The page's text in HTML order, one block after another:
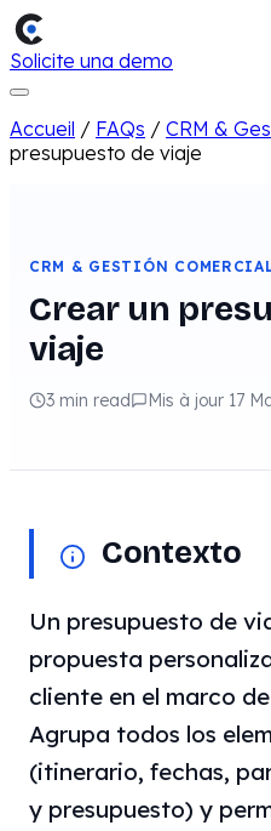
Solicite una demo
Accueil / FAQs / CRM &
presupuesto de viaje
CRM & GESTIÓN
Crear un
viaje
3 min read Mis à jour 17
Contexto
Un presupuesto de
propuesta
cliente en el marco
Agrupa todos los
(itinerario, fechas,
y presupuesto) y